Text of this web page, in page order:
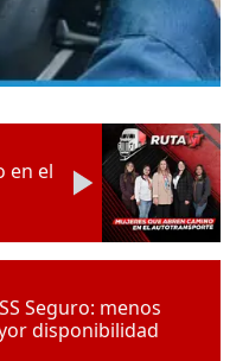
en el
Seguro: menos
disponibilidad